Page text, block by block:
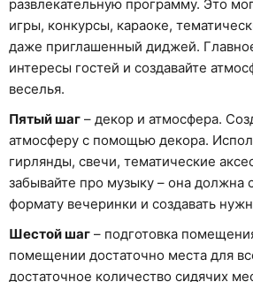
развлекательную программу. Это
игры, конкурсы, караоке,
даже приглашенный диджей.
интересы гостей и создавайте
веселья.
Пятый шаг – декор и атмосфера.
атмосферу с помощью декора.
гирлянды, свечи, тематические
забывайте про музыку – она должна
формату вечеринки и создавать
Шестой шаг – подготовка
помещении достаточно места для
достаточное количество сидячих